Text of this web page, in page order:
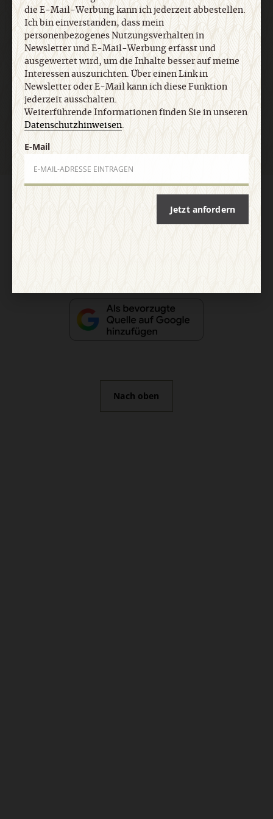
E-Mail
Datenschutz
Barrierefreiheit
Nach oben
die E-Mail-Werbung kann ich jederzeit abbestellen.
Ich bin einverstanden, dass mein
personenbezogenes Nutzungsverhalten in
Newsletter und E-Mail-Werbung erfasst und
ausgewertet wird, um die Inhalte besser auf meine
Interessen auszurichten. Über einen Link in
Newsletter oder E-Mail kann ich diese Funktion
jederzeit ausschalten.
Weiterführende Informationen finden Sie in unseren
Datenschutzhinweisen.
E-Mail
Jetzt anfordern